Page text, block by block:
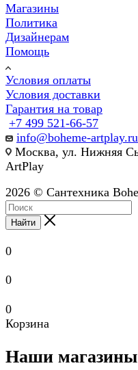
Магазины
Политика
Дизайнерам
Помощь
Условия оплаты
Условия доставки
Гарантия на товар
+7 499 521-66-57
info@boheme-artplay.ru
Москва, ул. Нижняя
ArtPlay
2026 © Сантехника
Найти
0
0
0
Корзина
Наши магазины